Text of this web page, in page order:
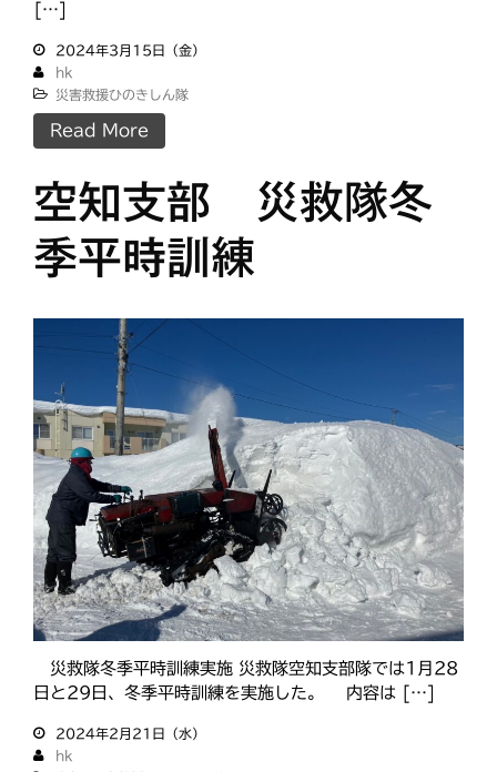
[…]
2024年3月15日（金）
hk
災害救援ひのきしん隊
Read More
空知支部 災救隊冬
季平時訓練
災救隊冬季平時訓練実施 災救隊空知支部隊では1月28
日と29日、冬季平時訓練を実施した。 内容は […]
2024年2月21日（水）
hk